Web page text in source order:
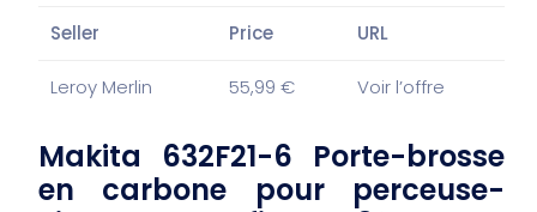
Seller Price URL
Leroy Merlin 55,99 € Voir l’offre
Makita 632F21-6 Porte-brosse
en carbone pour perceuse-